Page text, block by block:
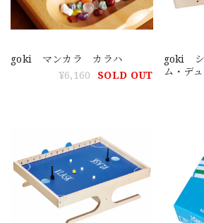
goki マンカラ カラハ
¥6,160
SOLD OUT
goki シ
ム・デ